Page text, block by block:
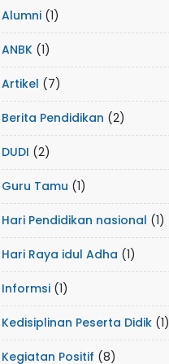
Alumni (1)
ANBK (1)
Artikel (7)
Berita Pendidikan (2)
DUDI (2)
Guru Tamu (1)
Hari Pendidikan nasional (1)
Hari Raya idul Adha (1)
Informsi (1)
Kedisiplinan Peserta Didik (1)
Kegiatan Positif (8)